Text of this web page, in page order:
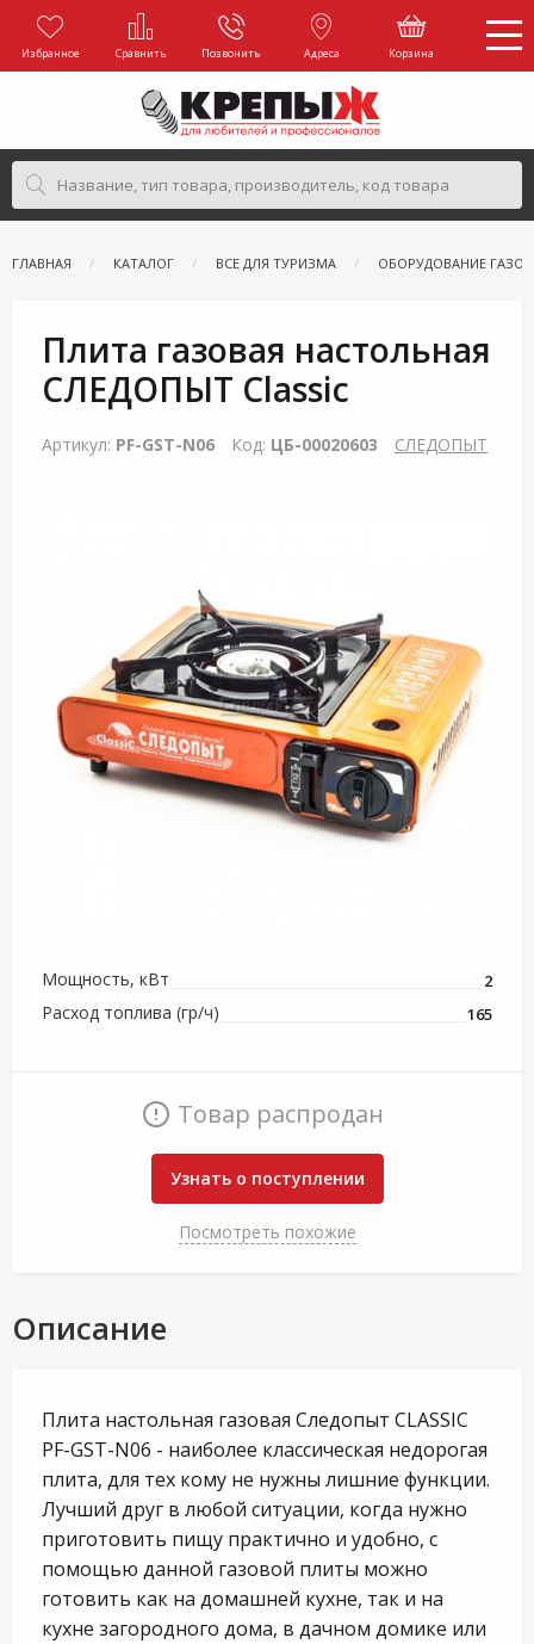
Избранное Сравнить Позвонить Адреса Корзина
ГЛАВНАЯ КАТАЛОГ ВСЕ ДЛЯ ТУРИЗМА ОБОРУДОВАНИЕ
Плита газовая настольная
СЛЕДОПЫТ Classic
Артикул: PF-GST-N06 Код: ЦБ-00020603 СЛЕДОПЫТ
Мощность, кВт 2
Расход топлива (гр/ч) 165
Товар распродан
Узнать о поступлении
Посмотреть похожие
Описание
Плита настольная газовая Следопыт CLASSIC
PF-GST-N06 - наиболее классическая недорогая
плита, для тех кому не нужны лишние функции.
Лучший друг в любой ситуации, когда нужно
приготовить пищу практично и удобно, с
помощью данной газовой плиты можно
готовить как на домашней кухне, так и на
кухне загородного дома, в дачном домике или